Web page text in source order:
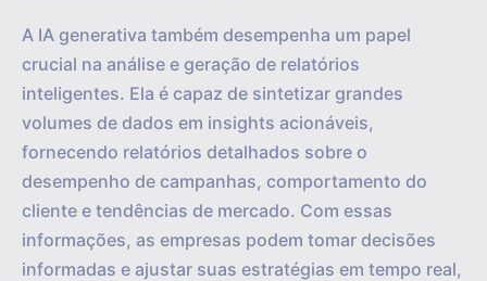
A IA generativa também desempenha um papel
crucial na análise e geração de relatórios
inteligentes. Ela é capaz de sintetizar grandes
volumes de dados em insights acionáveis,
fornecendo relatórios detalhados sobre o
desempenho de campanhas, comportamento do
cliente e tendências de mercado. Com essas
informações, as empresas podem tomar decisões
informadas e ajustar suas estratégias em tempo real,